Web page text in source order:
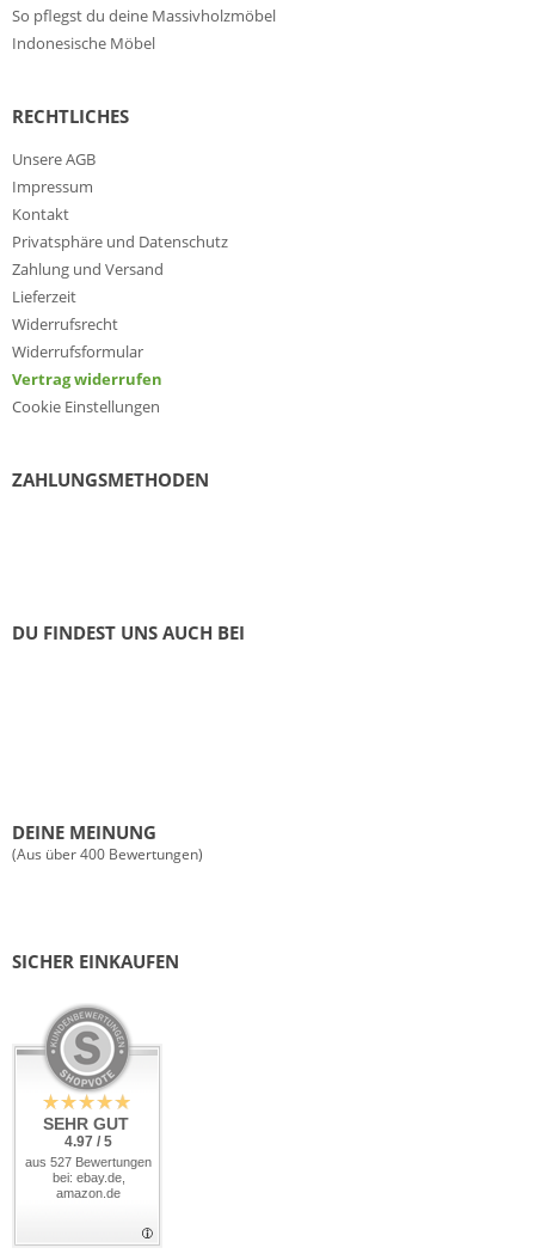
So pflegst du deine Massivholzmöbel
Indonesische Möbel
RECHTLICHES
Unsere AGB
Impressum
Kontakt
Privatsphäre und Datenschutz
Zahlung und Versand
Lieferzeit
Widerrufsrecht
Widerrufsformular
Vertrag widerrufen
Cookie Einstellungen
ZAHLUNGSMETHODEN
DU FINDEST UNS AUCH BEI
DEINE MEINUNG
(Aus über 400 Bewertungen)
SICHER EINKAUFEN
SEHR GUT
4.97 / 5
aus 527 Bewertungen
bei: ebay.de,
amazon.de